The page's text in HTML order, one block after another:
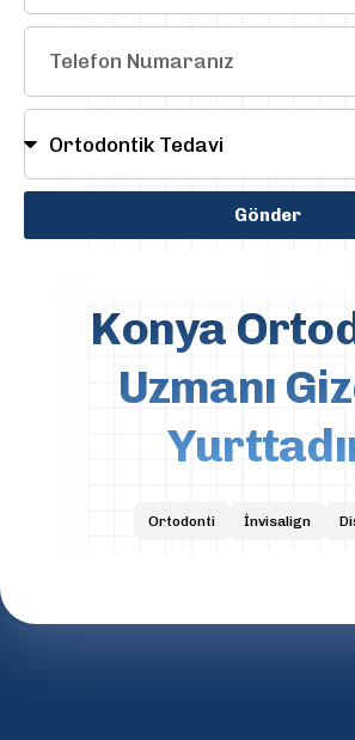
Konya
Uzmanı
Ortodonti İnvisalign
Gönder